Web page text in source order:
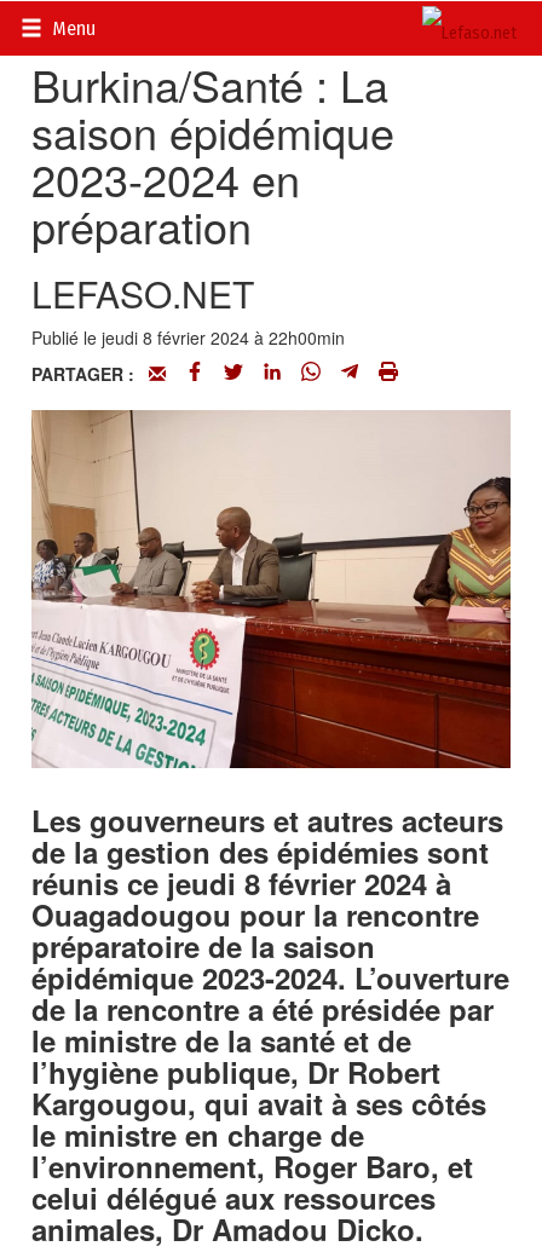
Menu
Accueil>
Burkina/Santé : La
saison épidémique
2023-2024 en
préparation
LEFASO.NET
Publié le jeudi 8 février 2024 à 22h00min
PARTAGER :
Les gouverneurs et autres acteurs
de la gestion des épidémies sont
réunis ce jeudi 8 février 2024 à
Ouagadougou pour la rencontre
préparatoire de la saison
épidémique 2023-2024. L’ouverture
de la rencontre a été présidée par
le ministre de la santé et de
l’hygiène publique, Dr Robert
Kargougou, qui avait à ses côtés
le ministre en charge de
l’environnement, Roger Baro, et
celui délégué aux ressources
animales, Dr Amadou Dicko.